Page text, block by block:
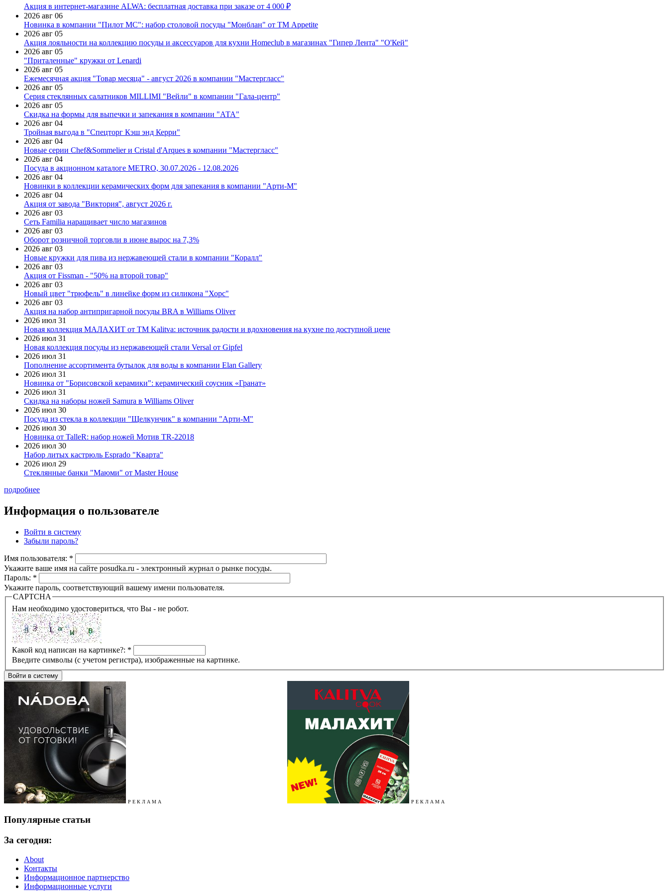
Акция в интернет-магазине ALWA: бесплатная доставка при заказе от 4 000 ₽
2026 авг 06
Новинка в компании "Пилот МС": набор столовой посуды "Монблан" от ТМ Appetite
2026 авг 05
Акция лояльности на коллекцию посуды и аксессуаров для кухни Homeclub в магазинах "Гипер Лента" "О'Кей"
2026 авг 05
"Приталенные" кружки от Lenardi
2026 авг 05
Ежемесячная акция "Товар месяца" - август 2026 в компании "Мастергласс"
2026 авг 05
Серия стеклянных салатников MILLIMI "Вейли" в компании "Гала-центр"
2026 авг 05
Скидка на формы для выпечки и запекания в компании "АТА"
2026 авг 04
Тройная выгода в "Спецторг Кэш энд Керри"
2026 авг 04
Новые серии Chef&Sommelier и Cristal d'Arques в компании "Мастергласс"
2026 авг 04
Посуда в акционном каталоге METRO, 30.07.2026 - 12.08.2026
2026 авг 04
Новинки в коллекции керамических форм для запекания в компании "Арти-М"
2026 авг 04
Акция от завода "Виктория", август 2026 г.
2026 авг 03
Сеть Familia наращивает число магазинов
2026 авг 03
Оборот розничной торговли в июне вырос на 7,3%
2026 авг 03
Новые кружки для пива из нержавеющей стали в компании "Коралл"
2026 авг 03
Акция от Fissman - "50% на второй товар"
2026 авг 03
Новый цвет "трюфель" в линейке форм из силикона "Хорс"
2026 авг 03
Акция на набор антипригарной посуды BRA в Williams Oliver
2026 июл 31
Новая коллекция МАЛАХИТ от ТМ Kalitva: источник радости и вдохновения на кухне по доступной цене
2026 июл 31
Новая коллекция посуды из нержавеющей стали Versal от Gipfel
2026 июл 31
Пополнение ассортимента бутылок для воды в компании Elan Gallery
2026 июл 31
Новинка от "Борисовской керамики": керамический соусник «Гранат»
2026 июл 31
Скидка на наборы ножей Samura в Williams Oliver
2026 июл 30
Посуда из стекла в коллекции "Щелкунчик" в компании "Арти-М"
2026 июл 30
Новинка от TalleR: набор ножей Мотив TR-22018
2026 июл 30
Набор литых кастрюль Esprado "Кварта"
2026 июл 29
Стеклянные банки "Маюми" от Master House
подробнее
Информация о пользователе
Войти в систему
Забыли пароль?
Имя пользователя: *
Укажите ваше имя на сайте posudka.ru - электронный журнал о рынке посуды.
Пароль: *
Укажите пароль, соответствующий вашему имени пользователя.
CAPTCHA
Нам необходимо удостовериться, что Вы - не робот.
Какой код написан на картинке?: *
Введите символы (с учетом регистра), изображенные на картинке.
Р Е К Л А М А Р Е К Л А М А
Популярные статьи
За сегодня:
About
Контакты
Информационное партнерство
Информационные услуги